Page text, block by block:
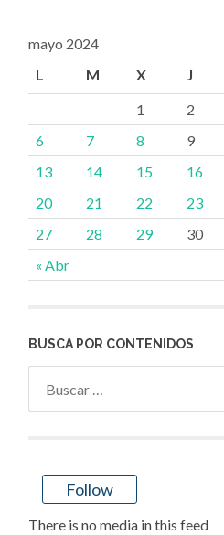
mayo 2024
L
M X J
« Abr
1 2
6
7 8 9
13
14 15 16
20
21 22 23
27
28 29 30
BUSCA POR CONTENIDOS
Follow
There is no media in this feed